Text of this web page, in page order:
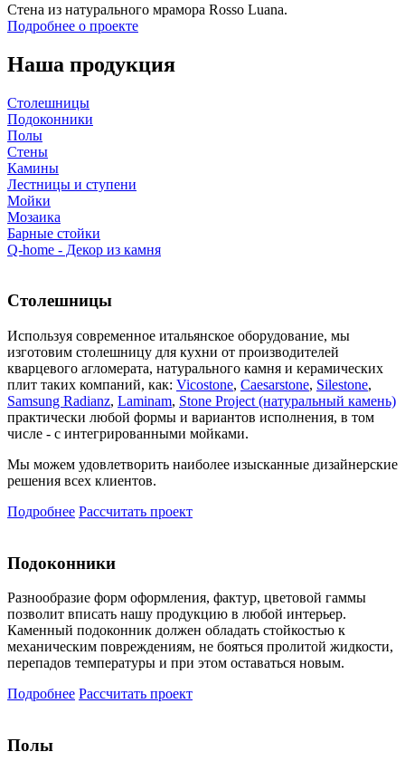
Стена из натурального мрамора Rosso Luana.
Подробнее о проекте
Наша продукция
Столешницы
Подоконники
Полы
Стены
Камины
Лестницы и ступени
Мойки
Мозаика
Барные стойки
Q-home - Декор из камня
Столешницы
Используя современное итальянское оборудование, мы
изготовим столешницу для кухни от производителей
кварцевого агломерата, натурального камня и керамических
плит таких компаний, как: Vicostone, Caesarstone, Silestone,
Samsung Radianz, Laminam, Stone Project (натуральный камень)
практически любой формы и вариантов исполнения, в том
числе - с интегрированными мойками.
Мы можем удовлетворить наиболее изысканные дизайнерские
решения всех клиентов.
Подробнее Рассчитать проект
Подоконники
Разнообразие форм оформления, фактур, цветовой гаммы
позволит вписать нашу продукцию в любой интерьер.
Каменный подоконник должен обладать стойкостью к
механическим повреждениям, не бояться пролитой жидкости,
перепадов температуры и при этом оставаться новым.
Подробнее Рассчитать проект
Полы